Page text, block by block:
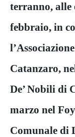
terranno, alle
febbraio, in
Catanzaro,
De’ Nobili di
marzo nel
Comunale di